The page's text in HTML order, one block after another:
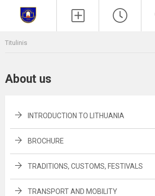
Titulinis
About us
INTRODUCTION TO LITHUANIA
BROCHURE
TRADITIONS, CUSTOMS, FESTIVALS
TRANSPORT AND MOBILITY